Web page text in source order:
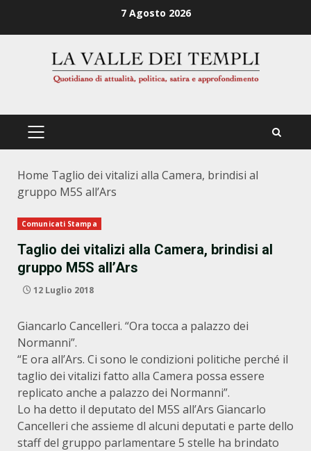
7 Agosto 2026
PRIMÄRES
Home Taglio dei vitalizi alla Camera, brindisi al
gruppo M5S all’Ars
Comunicati Stampa
Taglio dei vitalizi alla Camera, brindisi al
gruppo M5S all’Ars
12 Luglio 2018
Giancarlo Cancelleri. “Ora tocca a palazzo dei
Normanni”.
“E ora all’Ars. Ci sono le condizioni politiche perché il
taglio dei vitalizi fatto alla Camera possa essere
replicato anche a palazzo dei Normanni”.
Lo ha detto il deputato del M5S all’Ars Giancarlo
Cancelleri che assieme dl alcuni deputati e parte dello
staff del gruppo parlamentare 5 stelle ha brindato